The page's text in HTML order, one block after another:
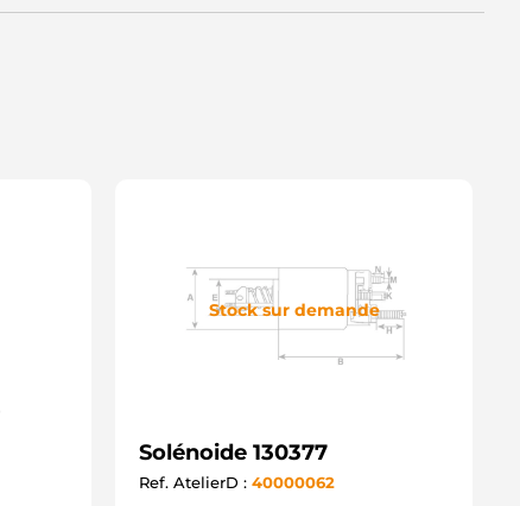
Stock sur demande
Solénoide 130377
Ref. AtelierD : 40000062